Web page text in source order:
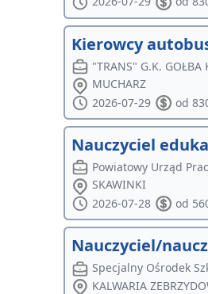
Kierowcy
"TRANS" G.K. GOŁBA
MUCHARZ
2026-07-29
od
Nauczyciel
Powiatowy Urząd
SKAWINKI
2026-07-28
od
Nauczyciel/
Specjalny Ośrodek
KALWARIA